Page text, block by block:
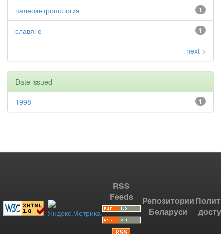
1
палеоантропология
1
славяне
next >
Date issued
1
1998
RSS
Feeds
Репозитории
Беларуси